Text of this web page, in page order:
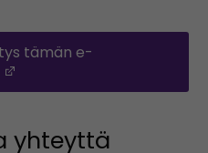
tämän e-
yhteyttä